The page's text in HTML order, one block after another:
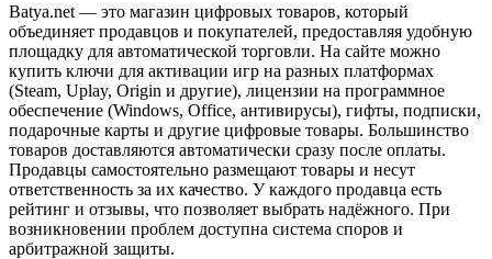
Batya.net — это магазин цифровых товаров, который
объединяет продавцов и покупателей, предоставляя удобную
площадку для автоматической торговли. На сайте можно
купить ключи для активации игр на разных платформах
(Steam, Uplay, Origin и другие), лицензии на программное
обеспечение (Windows, Office, антивирусы), гифты, подписки,
подарочные карты и другие цифровые товары. Большинство
товаров доставляются автоматически сразу после оплаты.
Продавцы самостоятельно размещают товары и несут
ответственность за их качество. У каждого продавца есть
рейтинг и отзывы, что позволяет выбрать надёжного. При
возникновении проблем доступна система споров и
арбитражной защиты.